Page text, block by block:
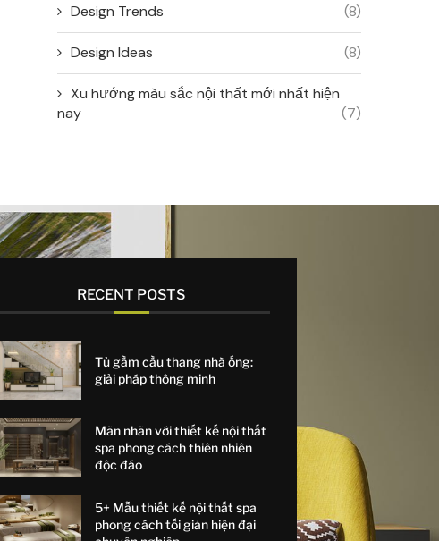
Design Trends (8)
Design Ideas (8)
Xu hướng màu sắc nội thất mới nhất hiện
nay
(7)
RECENT POSTS
Tủ gầm cầu thang nhà ống:
giải pháp thông minh
Mãn nhãn với thiết kế nội thất
spa phong cách thiên nhiên
độc đáo
5+ Mẫu thiết kế nội thất spa
phong cách tối giản hiện đại